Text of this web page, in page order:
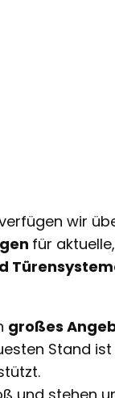
wir
für
großes
Stand ist